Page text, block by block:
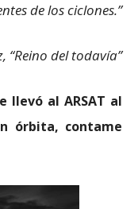
de los ciclones.”
“Reino del todavía”
llevó al ARSAT al
órbita, contame